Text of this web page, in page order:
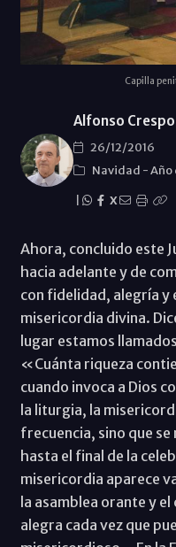
Capilla
Alfonso Crespo
26/12/2016
Navidad -Año
X
Ahora, concluido este
hacia adelante y de
con fidelidad, alegría y
misericordia divina.
lugar estamos
«Cuánta riqueza
cuando invoca a Dios
la liturgia, la
frecuencia, sino que se
hasta el final de la
misericordia aparece
la asamblea orante y
alegra cada vez que